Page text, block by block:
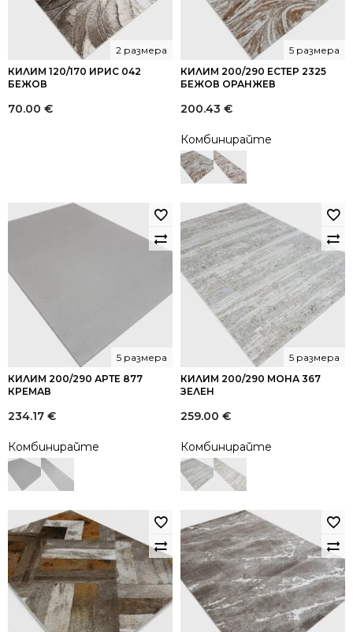
КИЛИМ 120/170 ИРИС 042
БЕЖОВ
2 размера
70.00 €
КИЛИМ 200/290 ЕСТЕР 2325
БЕЖОВ ОРАНЖЕВ
5 размера
200.43 €
Комбинирайте
КИЛИМ 200/290 АРТЕ 877
КРЕМАВ
5 размера
234.17 €
Комбинирайте
КИЛИМ 200/290 МОНА 367
ЗЕЛЕН
5 размера
259.00 €
Комбинирайте